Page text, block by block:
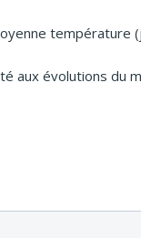
température
aux évolutions du